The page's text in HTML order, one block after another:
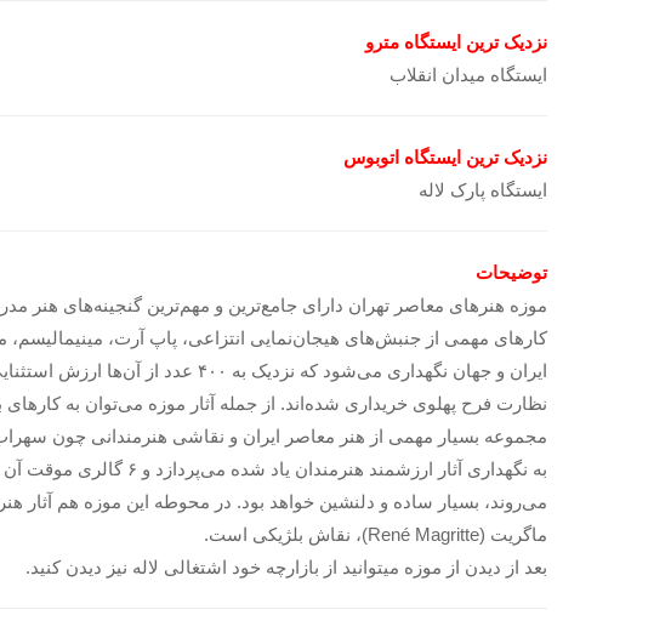
نزدیک ترین ایستگاه مترو
ایستگاه میدان انقلاب
نزدیک ترین ایستگاه اتوبوس
ایستگاه پارک لاله
توضیحات
نظارت فرح پهلوی خریداری شده‌اند. از جمله آثار موزه می‌توان به
به نگهداری آثار
می‌روند، بسیار ساده و دلنشین خواهد بود. در محوطه این موزه هم آثار
ماگریت (René Magritte)، نقاش بلژیکی است.
بعد از دیدن از موزه میتوانید از بازارچه خود اشتغالی لاله نیز دیدن کنید.